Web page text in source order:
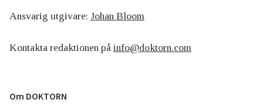
Ansvarig utgivare: Johan Bloom
Kontakta redaktionen på info@doktorn.com
Om DOKTORN